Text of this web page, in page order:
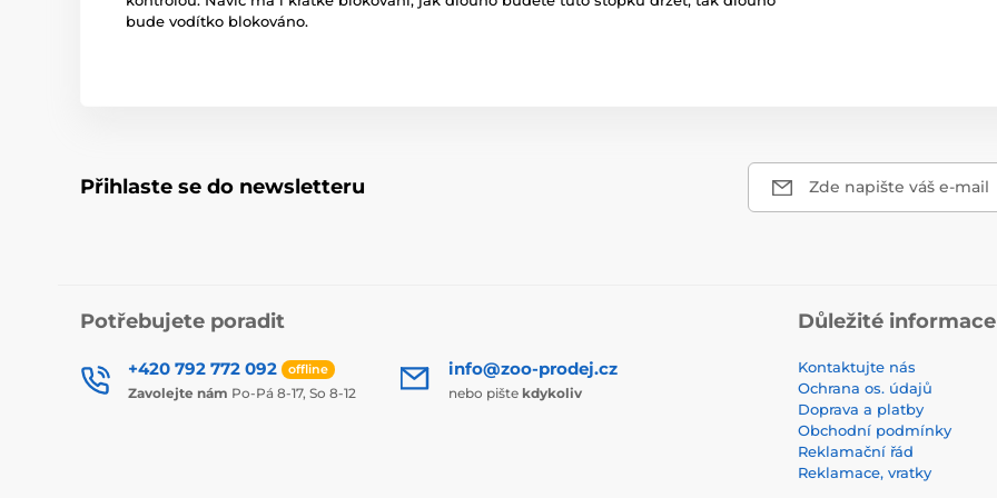
bude vodítko blokováno.
Přihlaste se do newsletteru Zde napište váš e-mail
Potřebujete poradit
+420 792 772 092 offline
Zavolejte nám Po-Pá 8-17, So 8-12
info@zoo-prodej.cz
nebo pište kdykoliv
Důležité informace
Kontaktujte nás
Ochrana os. údajů
Doprava a platby
Obchodní podmínky
Reklamační řád
Reklamace, vratky